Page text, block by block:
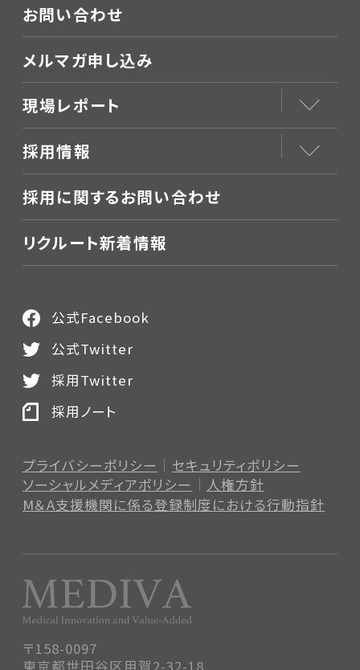
お問い合わせ
メルマガ申し込み
現場レポート
採用情報
採用に関するお問い合わせ
リクルート新着情報
〒158-0097
プライバシーポリシー
セキュリティポリシー
ソーシャルメディアポリシー
人権方針
M＆A支援機関に係る登録制度における行動指針
公式Facebook
公式Twitter
採用Twitter
採用ノート